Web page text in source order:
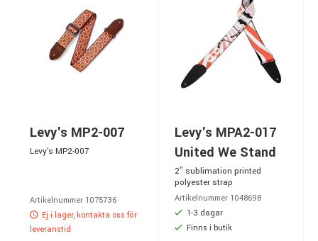
Levy's MP2-007
Levy's MP2-007
Artikelnummer 1075736
Ej i lager, kontakta oss för
leveranstid
Levy's MPA2-017
United We Stand
2″ sublimation printed
polyester strap
Artikelnummer 1048698
1-3 dagar
Finns i butik